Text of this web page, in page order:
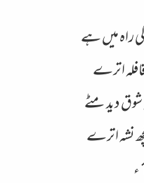
راہ میں ہے
اترے
دید مٹے
نشہ اترے